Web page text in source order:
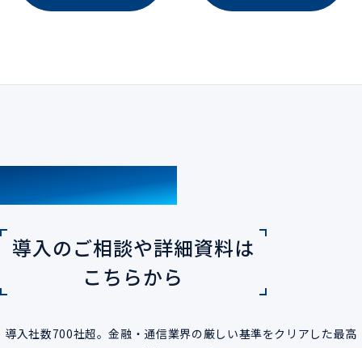
CONTACT
導入のご相談や詳細資料は
こちらから
導入社数700社超。金融・通信業界の厳しい基準をクリアした最高